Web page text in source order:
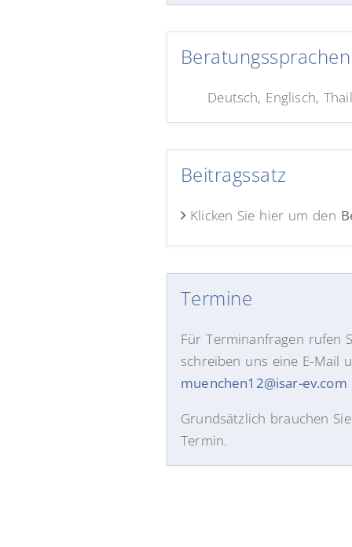
Beratungssprachen
Deutsch, Englisch,
Beitragssatz
Klicken Sie hier um den
Termine
Für Terminanfragen rufen
schreiben uns eine E-Mail
muenchen12@isar-ev.com
Grundsätzlich brauchen
Termin.